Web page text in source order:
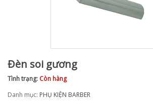
Đèn soi gương
Tình trạng: Còn hàng
Danh mục: PHỤ KIỆN BARBER